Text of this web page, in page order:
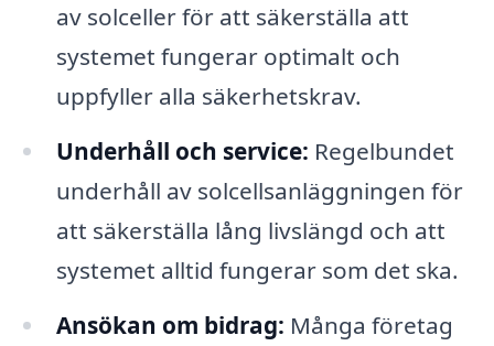
av solceller för att säkerställa att
systemet fungerar optimalt och
uppfyller alla säkerhetskrav.
Underhåll och service: Regelbundet
underhåll av solcellsanläggningen för
att säkerställa lång livslängd och att
systemet alltid fungerar som det ska.
Ansökan om bidrag: Många företag